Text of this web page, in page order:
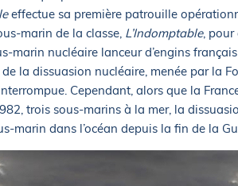
effectue sa première patrouille
marin de la classe, L’Indomptable, pour
marin nucléaire lanceur d’engins
la dissuasion nucléaire, menée par la
Cependant, alors que la
trois sous-marins à la mer, la
marin dans l’océan depuis la fin de la